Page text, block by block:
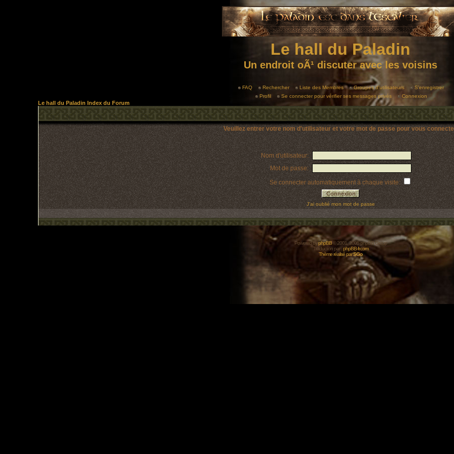
Le hall du Paladin
Un endroit oÃ¹ discuter avec les voisins
FAQ Rechercher Liste des Membres Groupes d'utilisateurs
S'enregistrer
Profil
Se connecter pour vérifier ses messages privés Connexion
Le hall du Paladin Index du Forum
Veuillez entrer votre nom d'utilisateur et votre mot de passe pour vous
Nom d'utilisateur:
Mot de passe:
Se connecter automatiquement à chaque visite:
J'ai oublié mon mot de passe
Powered byphpBB© 2001, 2005 phpBB Group
Traduction par :phpBB-fr.com
Thème réalisé parSGo